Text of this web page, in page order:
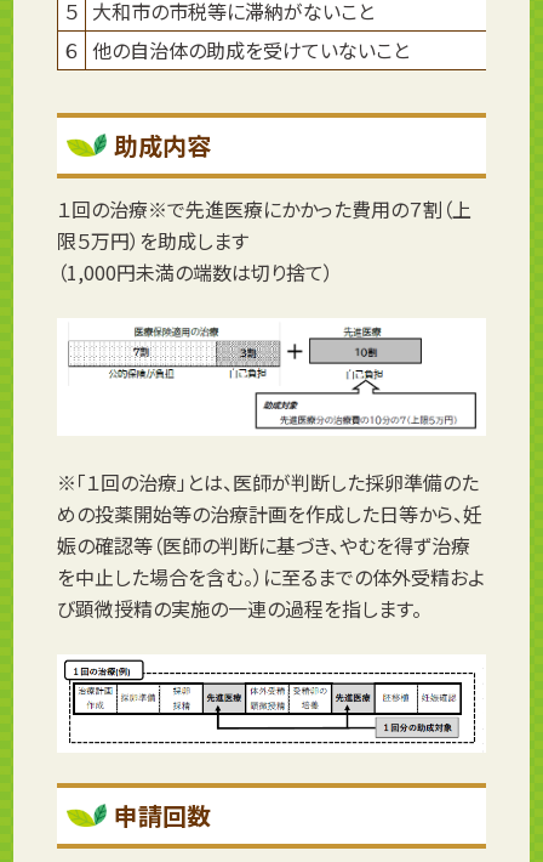
５ 大和市の市税等に滞納がないこと
６ 他の自治体の助成を受けていないこと
助成内容
１回の治療※で先進医療にかかった費用の７割（上
限５万円）を助成します
（1,000円未満の端数は切り捨て）
※「１回の治療」とは、医師が判断した採卵準備のた
めの投薬開始等の治療計画を作成した日等から、妊
娠の確認等（医師の判断に基づき、やむを得ず治療
を中止した場合を含む。）に至るまでの体外受精およ
び顕微授精の実施の一連の過程を指します。
申請回数